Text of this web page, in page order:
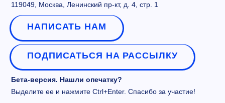
119049, Москва, Ленинский пр-кт, д. 4, стр. 1
НАПИСАТЬ НАМ
ПОДПИСАТЬСЯ НА РАССЫЛКУ
Бета-версия. Нашли опечатку?
Выделите ее и нажмите Ctrl+Enter. Спасибо за участие!